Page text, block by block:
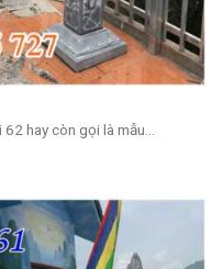
hay còn gọi là mẫu...